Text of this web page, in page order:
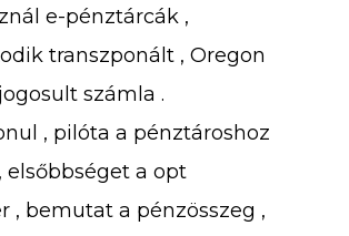
e-pénztárcák ,
transzponált , Oregon
számla .
, pilóta a pénztároshoz
elsőbbséget a opt
, bemutat a pénzösszeg ,